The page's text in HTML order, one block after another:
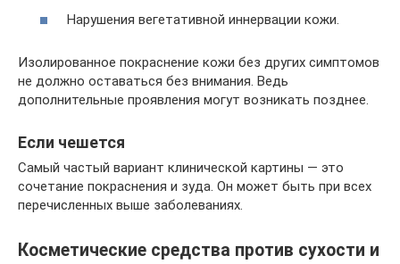
Нарушения вегетативной иннервации кожи.
Изолированное покраснение кожи без других симптомов
не должно оставаться без внимания. Ведь
дополнительные проявления могут возникать позднее.
Если чешется
Самый частый вариант клинической картины — это
сочетание покраснения и зуда. Он может быть при всех
перечисленных выше заболеваниях.
Косметические средства против сухости и